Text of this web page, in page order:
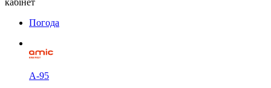
кабінет
Погода
А-95